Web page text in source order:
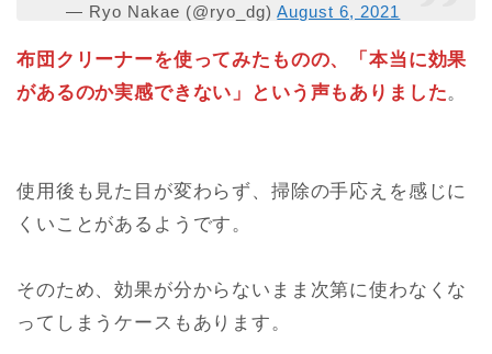
— Ryo Nakae (@ryo_dg)August 6, 2021
布団クリーナーを使ってみたものの、「本当に効果
があるのか実感できない」という声もありました。
使用後も見た目が変わらず、掃除の手応えを感じに
くいことがあるようです。
そのため、効果が分からないまま次第に使わなくな
ってしまうケースもあります。